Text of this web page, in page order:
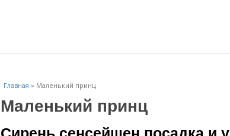
Главная » Маленький принц
Маленький принц